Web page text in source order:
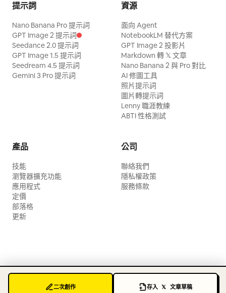
二次創作 存入 𝕏 文章草稿
提示詞
Nano Banana Pro 提示詞
GPT Image 2 提示詞
Seedance 2.0 提示詞
GPT Image 1.5 提示詞
Seedream 4.5 提示詞
Gemini 3 Pro 提示詞
資源
面向 Agent
NotebookLM 替代方案
GPT Image 2 投影片
Markdown 轉 𝕏 文章
Nano Banana 2 與 Pro 對比
AI 修圖工具
照片提示詞
圖片轉提示詞
Lenny 職涯教練
ABTI 性格測試
產品
技能
瀏覽器擴充功能
應用程式
定價
部落格
更新
公司
聯絡我們
隱私權政策
服務條款